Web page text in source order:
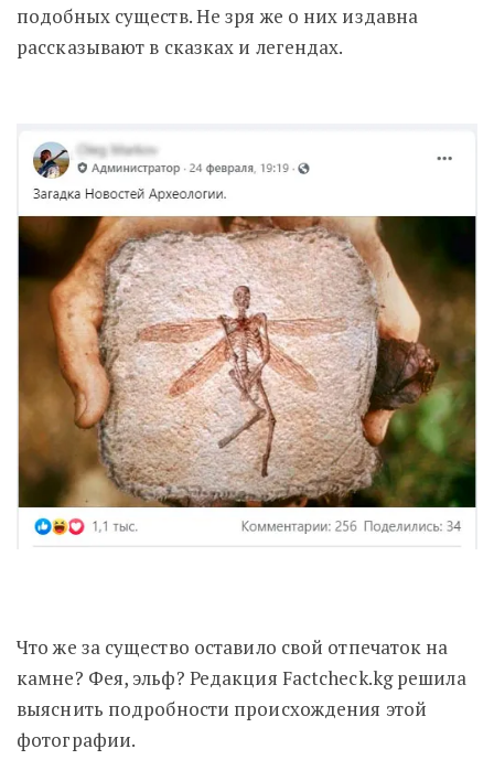
подобных существ. Не зря же о них издавна
рассказывают в сказках и легендах.
Что же за существо оставило свой отпечаток на
камне? Фея, эльф? Редакция Factcheck.kg решила
выяснить подробности происхождения этой
фотографии.